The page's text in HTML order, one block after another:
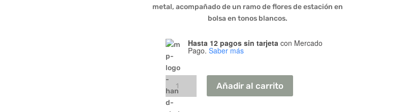
metal, acompañado de un ramo de flores de estación en
bolsa en tonos blancos.
Hasta 12 pagos sin tarjetacon Mercado
Pago. Saber más
SPA
Box
Bolsa
de
Añadir al carrito